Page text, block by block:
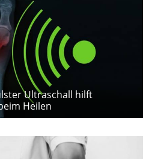
Ultraschall hilft
Heilen